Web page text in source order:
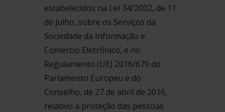
estabelecidos na Lei 34/2002, de 11
de julho, sobre os Serviços da
Sociedade da Informação e
Comércio Eletrônico, e no
Regulamento (UE) 2016/679 do
Parlamento Europeu e do
Conselho, de 27 de abril de 2016,
relativo à proteção das pessoas